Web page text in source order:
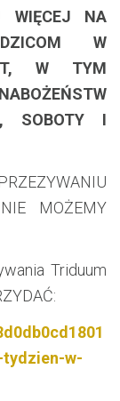
WIĘCEJ NA
W
W TYM
SOBOTY I
MOŻEMY
Triduum
w-